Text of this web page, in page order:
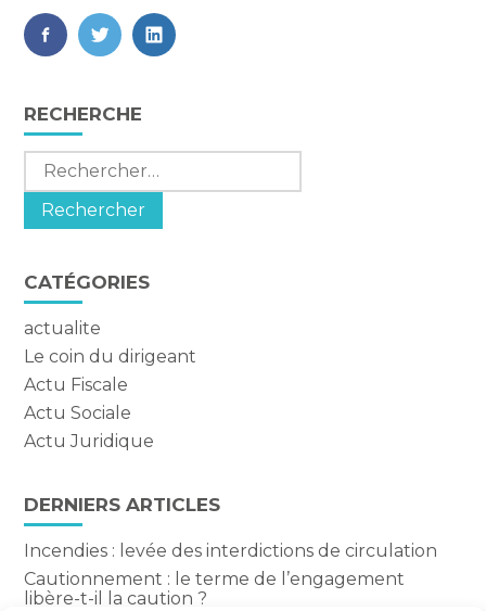
FaceBook
TwitterLinkedIn
Blog
sidebar
RECHERCHE
Rechercher :
CATÉGORIES
actualite
Le coin du dirigeant
Actu Fiscale
Actu Sociale
Actu Juridique
DERNIERS ARTICLES
Incendies : levée des interdictions de circulation
Cautionnement : le terme de l’engagement
libère-t-il la caution ?